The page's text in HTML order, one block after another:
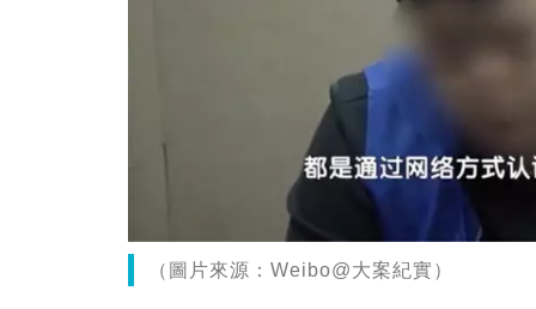
（圖片來源：Weibo@大案紀實）